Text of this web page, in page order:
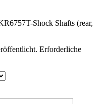
Shock Shafts (rear,
Erforderliche